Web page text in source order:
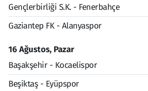
Gençlerbirliği S.K. - Fenerbahçe
Gaziantep FK - Alanyaspor
16 Ağustos, Pazar
Başakşehir - Kocaelispor
Beşiktaş - Eyüpspor